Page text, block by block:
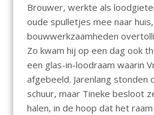
Brouwer, werkte als
oude spulletjes mee naar
bouwwerkzaamheden
Zo kwam hij op een dag ook
een glas-in-loodraam waarin
afgebeeld. Jarenlang stonden
schuur, maar Tineke besloot
halen, in de hoop dat het